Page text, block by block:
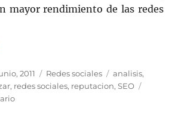
mayor rendimiento de las redes
2011 Categorías
Redes sociales Etiquetas
analisis,
, redes sociales, reputacion,SEO
en